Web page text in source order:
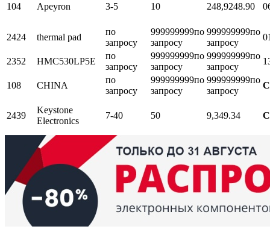
104 Apeyron 3-5 10 248,9248.90
2424 thermal pad
по
запросу
999999999по
запросу
999999999по
запросу
2352 HMC530LP5E
по
запросу
999999999по
запросу
999999999по
запросу
108 CHINA
по
запросу
999999999по
запросу
999999999по
запросу
2439
Keystone
Electronics
7-40 50 9,349.34